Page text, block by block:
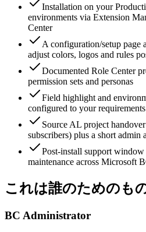
Installation on your
environments via Extension
Center
A configuration/setup page
adjust colors, logos and rules
Documented Role Center
permission sets and personas
Field highlight and
configured to your requirements
Source AL project
subscribers) plus a short admin
Post-install support
maintenance across Microsoft
これは誰のためのも
BC Administrator